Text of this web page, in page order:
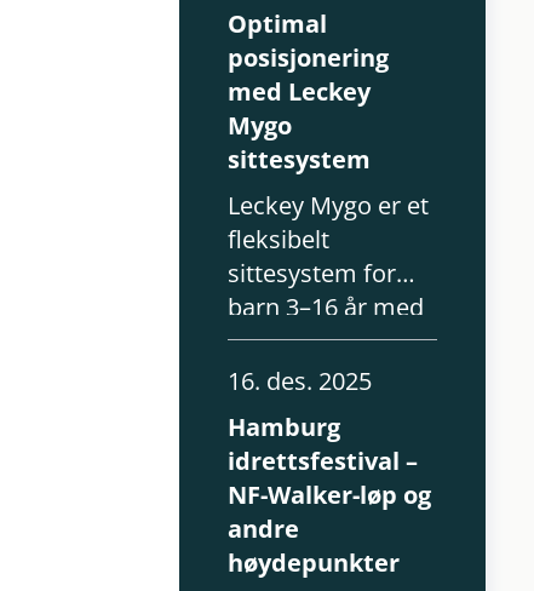
Optimal
posisjonering
med Leckey
Mygo
sittesystem
Leckey Mygo er et
fleksibelt
sittesystem for
barn 3–16 år med
behov for postural
støtte. Presis
ng og individuell
tilpasning.
16. des. 2025
Hamburg
idrettsfestival –
NF-Walker-løp og
andre
høydepunkter